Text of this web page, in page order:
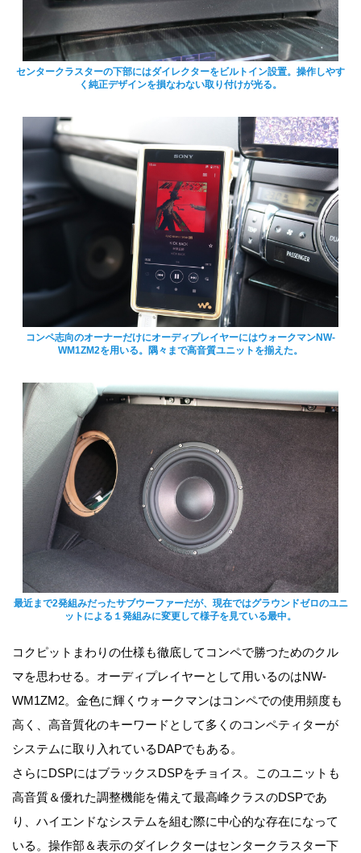
センタークラスターの下部にはダイレクターをビルトイン設置。操作しやす
く純正デザインを損なわない取り付けが光る。
コンペ志向のオーナーだけにオーディプレイヤーにはウォークマンNW-
WM1ZM2を用いる。隅々まで高音質ユニットを揃えた。
最近まで2発組みだったサブウーファーだが、現在ではグラウンドゼロのユニ
ットによる１発組みに変更して様子を見ている最中。
コクピットまわりの仕様も徹底してコンペで勝つためのクル
マを思わせる。オーディプレイヤーとして用いるのはNW-
WM1ZM2。金色に輝くウォークマンはコンペでの使用頻度も
高く、高音質化のキーワードとして多くのコンペティターが
システムに取り入れているDAPでもある。
さらにDSPにはブラックスDSPをチョイス。このユニットも
高音質＆優れた調整機能を備えて最高峰クラスのDSPであ
り、ハイエンドなシステムを組む際に中心的な存在になって
いる。操作部＆表示のダイレクターはセンタークラスター下